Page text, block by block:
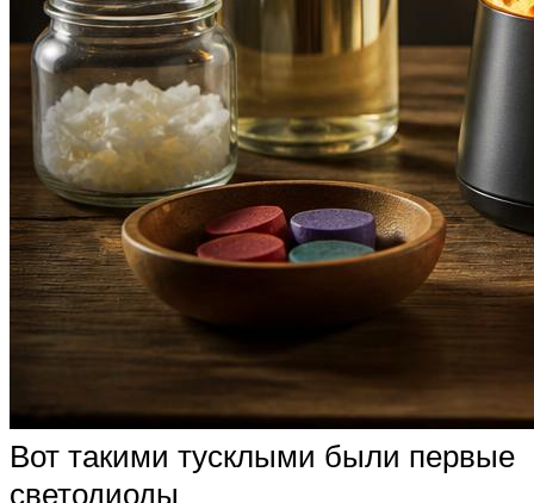
Вот такими тусклыми были первые
светодиоды